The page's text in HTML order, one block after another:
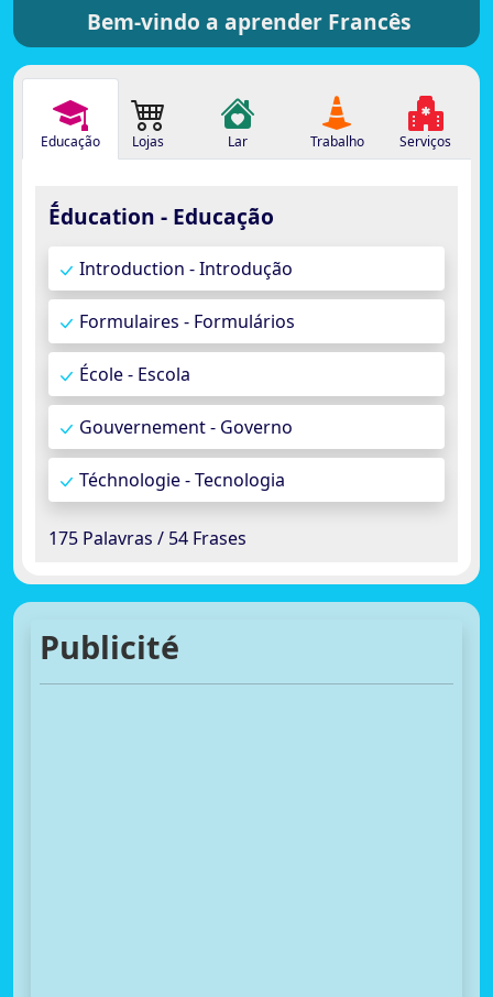
Bem-vindo a aprender Francês
Educação Lojas Lar Trabalho Serviços
Ḗducation - Educação
Introduction - Introdução
Formulaires - Formulários
École - Escola
Gouvernement - Governo
Téchnologie - Tecnologia
175 Palavras / 54 Frases
Publicité